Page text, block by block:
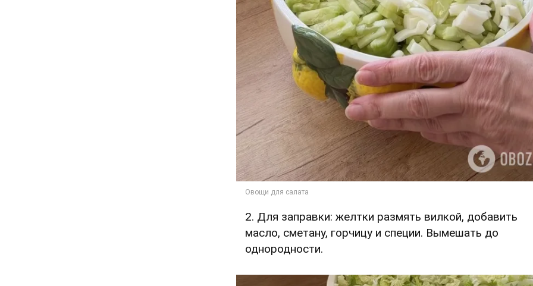
2. Для заправки: желтки размять вилкой, добавить
масло, сметану, горчицу и специи. Вымешать до
однородности.